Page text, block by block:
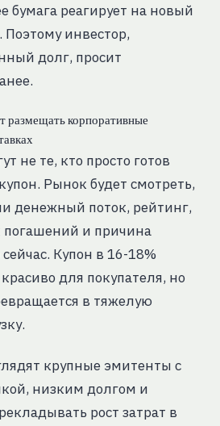
бумага реагирует на новый
Поэтому инвестор,
долг, просит
размещать корпоративные
не те, кто просто готов
Рынок будет смотреть,
денежный поток, рейтинг,
и причина
Купон в 16-18%
для покупателя, но
в тяжелую
крупные эмитенты с
низким долгом и
рост затрат в